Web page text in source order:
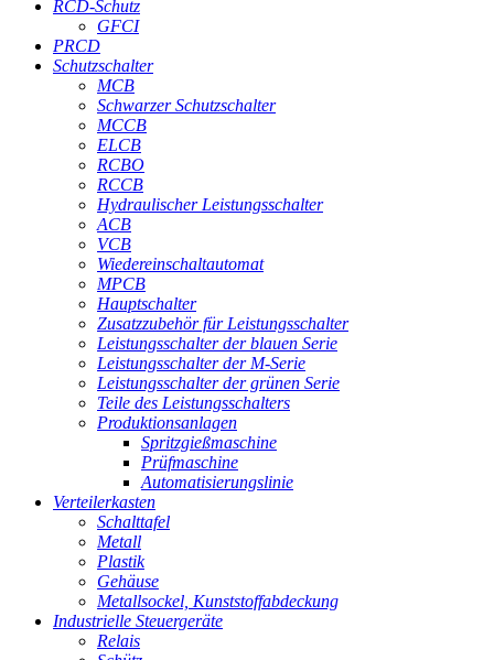
RCD-Schutz
GFCI
PRCD
Schutzschalter
MCB
Schwarzer Schutzschalter
MCCB
ELCB
RCBO
RCCB
Hydraulischer Leistungsschalter
ACB
VCB
Wiedereinschaltautomat
MPCB
Hauptschalter
Zusatzzubehör für Leistungsschalter
Leistungsschalter der blauen Serie
Leistungsschalter der M-Serie
Leistungsschalter der grünen Serie
Teile des Leistungsschalters
Produktionsanlagen
Spritzgießmaschine
Prüfmaschine
Automatisierungslinie
Verteilerkasten
Schalttafel
Metall
Plastik
Gehäuse
Metallsockel, Kunststoffabdeckung
Industrielle Steuergeräte
Relais